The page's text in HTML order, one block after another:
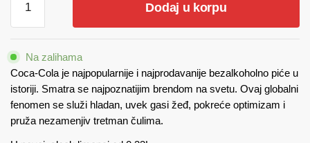
Cola
0.33L
količina
Dodaj u korpu
Na zalihama
Coca-Cola je najpopularnije i najprodavanije bezalkoholno piće u
istoriji. Smatra se najpoznatijim brendom na svetu. Ovaj globalni
fenomen se služi hladan, uvek gasi žeđ, pokreće optimizam i
pruža nezamenjiv tretman čulima.